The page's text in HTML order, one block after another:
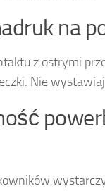
na
z ostrymi
Nie wystawiaj